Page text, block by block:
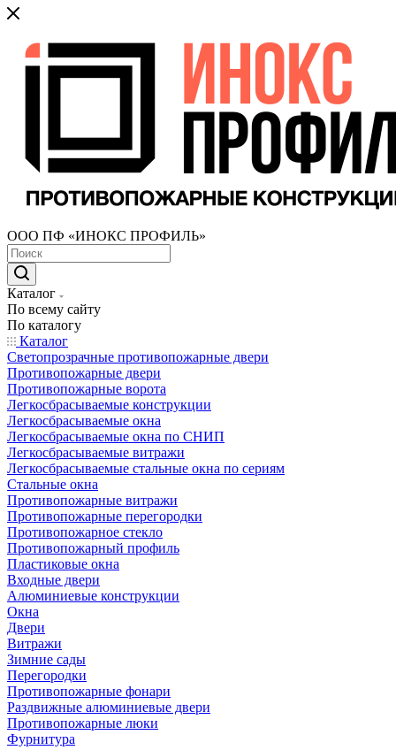
ООО ПФ «ИНОКС ПРОФИЛЬ»
Каталог
По всему сайту
По каталогу
Каталог
Светопрозрачные противопожарные двери
Противопожарные двери
Противопожарные ворота
Легкосбрасываемые конструкции
Легкосбрасываемые окна
Легкосбрасываемые окна по СНИП
Легкосбрасываемые витражи
Легкосбрасываемые стальные окна по сериям
Стальные окна
Противопожарные витражи
Противопожарные перегородки
Противопожарное стекло
Противопожарный профиль
Пластиковые окна
Входные двери
Алюминиевые конструкции
Окна
Двери
Витражи
Зимние сады
Перегородки
Противопожарные фонари
Раздвижные алюминиевые двери
Противопожарные люки
Фурнитура